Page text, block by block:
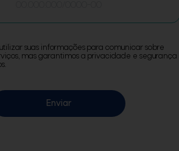
suas informações para comunicar sobre
mas garantimos a privacidade e segurança
Enviar